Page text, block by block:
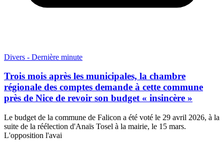
Divers - Dernière minute
Trois mois après les municipales, la chambre
régionale des comptes demande à cette commune
près de Nice de revoir son budget « insincère »
Le budget de la commune de Falicon a été voté le 29 avril 2026, à la
suite de la réélection d'Anaïs Tosel à la mairie, le 15 mars.
L'opposition l'avai